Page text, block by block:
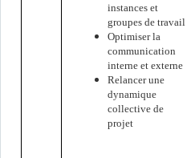
instances et
groupes de travail
Optimiser la
communication
interne et externe
Relancer une
dynamique
collective de
projet